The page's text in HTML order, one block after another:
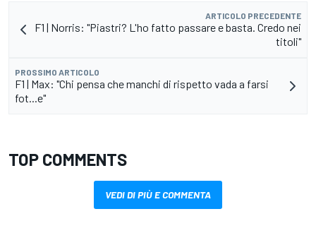
ARTICOLO PRECEDENTE
F1 | Norris: "Piastri? L'ho fatto passare e basta. Credo nei
titoli"
PROSSIMO ARTICOLO
F1 | Max: "Chi pensa che manchi di rispetto vada a farsi
fot...e"
TOP COMMENTS
VEDI DI PIÙ E COMMENTA